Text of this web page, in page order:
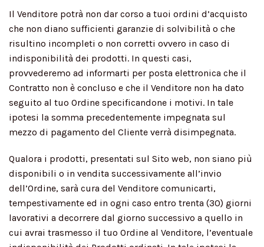
Il Venditore potrà non dar corso a tuoi ordini d’acquisto
che non diano sufficienti garanzie di solvibilità o che
risultino incompleti o non corretti ovvero in caso di
indisponibilità dei prodotti. In questi casi,
provvederemo ad informarti per posta elettronica che il
Contratto non è concluso e che il Venditore non ha dato
seguito al tuo Ordine specificandone i motivi. In tale
ipotesi la somma precedentemente impegnata sul
mezzo di pagamento del Cliente verrà disimpegnata.
Qualora i prodotti, presentati sul Sito web, non siano più
disponibili o in vendita successivamente all’invio
dell’Ordine, sarà cura del Venditore comunicarti,
tempestivamente ed in ogni caso entro trenta (30) giorni
lavorativi a decorrere dal giorno successivo a quello in
cui avrai trasmesso il tuo Ordine al Venditore, l’eventuale